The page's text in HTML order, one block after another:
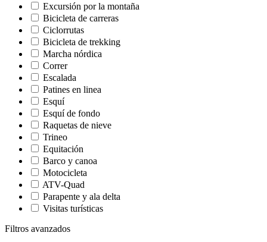
Excursión por la montaña
Bicicleta de carreras
Ciclorrutas
Bicicleta de trekking
Marcha nórdica
Correr
Escalada
Patines en linea
Esquí
Esquí de fondo
Raquetas de nieve
Trineo
Equitación
Barco y canoa
Motocicleta
ATV-Quad
Parapente y ala delta
Visitas turísticas
Filtros avanzados